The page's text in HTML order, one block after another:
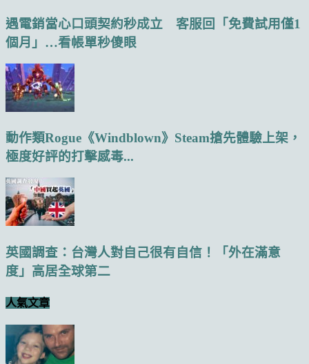
遇電銷當心口頭契約秒成立 客服回「免費試用僅1
個月」…看帳單秒傻眼
動作類Rogue《Windblown》Steam搶先體驗上架，
極度好評的打擊感毒...
英國調查：台灣人對自己很有自信！「外在滿意
度」高居全球第二
人氣文章